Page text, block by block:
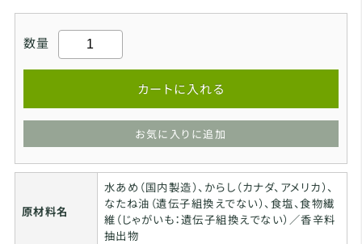
数量
カートに入れる
お気に入りに追加
原材料名
水あめ（国内製造）、からし（カナダ、アメリカ）、
なたね油（遺伝子組換えでない）、食塩、食物繊
維（じゃがいも：遺伝子組換えでない）／香辛料
抽出物